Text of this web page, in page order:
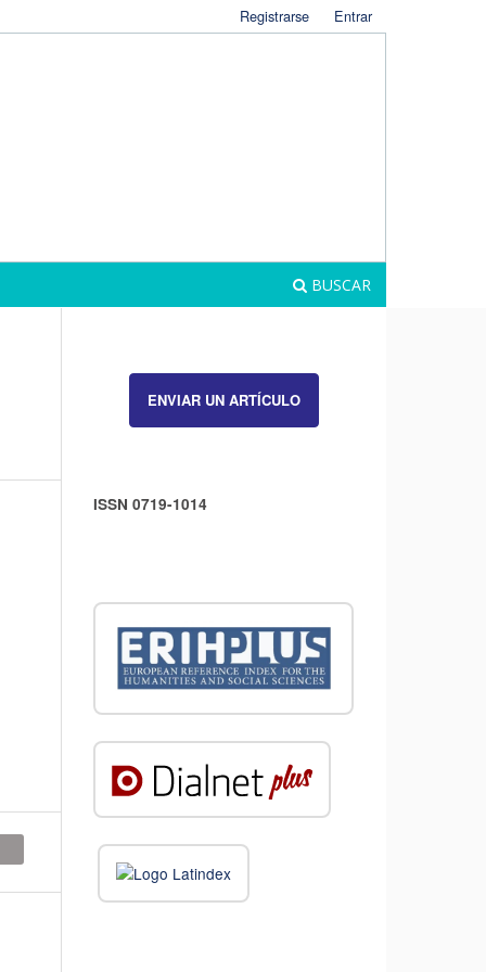
BUSCAR
Registrarse Entrar
ENVIAR UN ARTÍCULO
ISSN 0719-1014